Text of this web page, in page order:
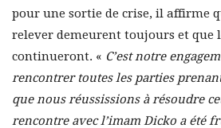
pour une sortie de crise, il affirme
relever demeurent toujours et que
continueront. « C’est notre
rencontrer toutes les parties
que nous réussissions à résoudre
rencontre avec l’imam Dicko a été